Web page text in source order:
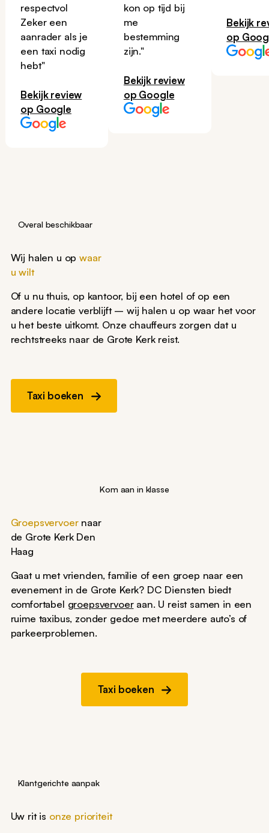
respectvol
Zeker een
aanrader als je
een taxi nodig
hebt"
Bekijk review
op Google
kon op tijd bij
me
bestemming
zijn."
Bekijk review
op Google
Bekijk
op
Overal beschikbaar
Wij halen u opwaar
u wilt
Of u nu thuis, op kantoor, bij een hotel of op een
andere locatie verblijft – wij halen u op waar het voor
u het beste uitkomt. Onze chauffeurs zorgen dat u
rechtstreeks naar de Grote Kerk reist.
Taxi boeken
Kom aan in klasse
Groepsvervoer naar
de Grote Kerk Den
Haag
Gaat u met vrienden, familie of een groep naar een
evenement in de Grote Kerk? DC Diensten biedt
comfortabel groepsvervoeraan. U reist samen in een
ruime taxibus, zonder gedoe met meerdere auto’s of
parkeerproblemen.
Taxi boeken
Klantgerichte aanpak
Uw rit is onze prioriteit